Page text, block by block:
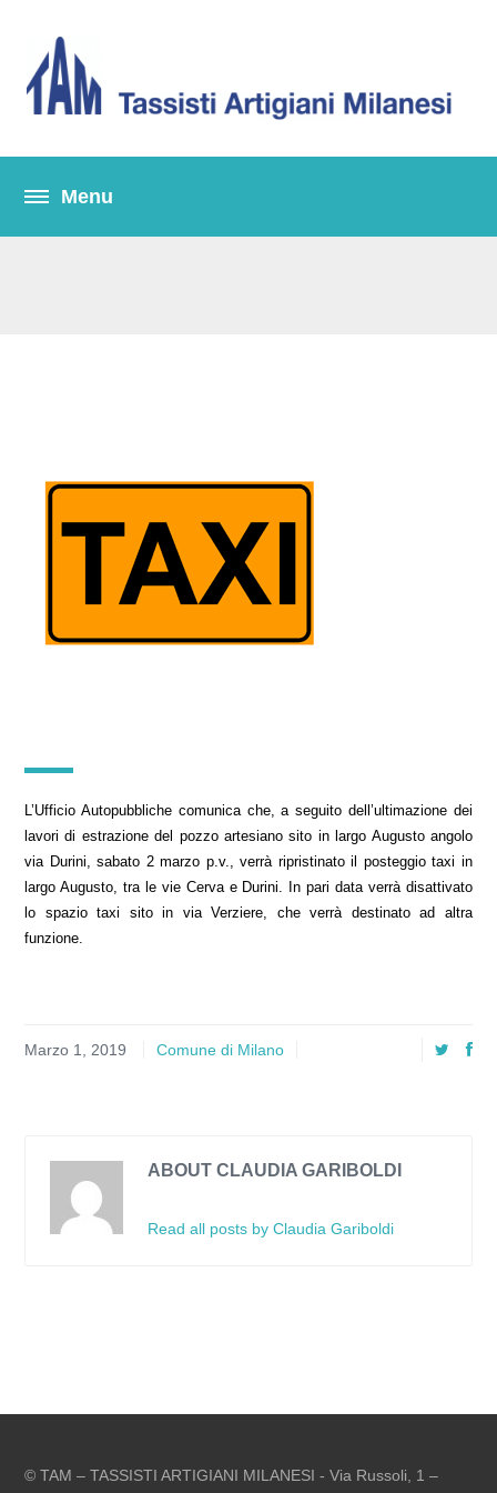
L’Ufficio Autopubbliche comunica che, a seguito dell’ultimazione dei
lavori di estrazione del pozzo artesiano sito in largo Augusto angolo
via Durini, sabato 2 marzo p.v., verrà ripristinato il posteggio taxi in
largo Augusto, tra le vie Cerva e Durini.
In pari data verrà disattivato
lo spazio taxi sito in via Verziere, che verrà destinato ad altra
funzione.
Marzo 1, 2019 Comune di Milano
ABOUT CLAUDIA GARIBOLDI
Read all posts by Claudia Gariboldi
© TAM – TASSISTI ARTIGIANI MILANESI - Via Russoli, 1 –